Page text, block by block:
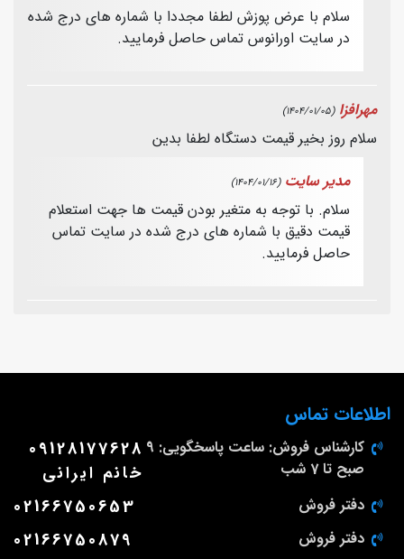
سلام با عرض پوزش لطفا مجددا با شماره های درج شده
در سایت اورانوس تماس حاصل فرمایید.
مهرافزا (1404/01/05)
سلام روز بخير قيمت دستگاه لطفا بدين
مدیر سایت (1404/01/16)
سلام. با توجه به متغیر بودن قیمت ها جهت استعلام
قیمت دقیق با شماره های درج شده در سایت تماس
حاصل فرمایید.
اطلاعات تماس
کارشناس فروش: ساعت پاسخگویی: 9
صبح تا 7 شب
09128177628
خانم ایرانی
دفتر فروش 02166750653
دفتر فروش 02166750879